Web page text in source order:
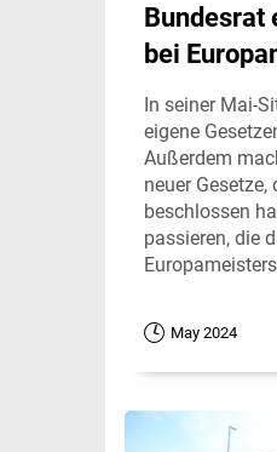
Bundesrat
bei
In seiner Mai-
eigene
Außerdem
neuer
beschlossen
passieren, die
May 2024